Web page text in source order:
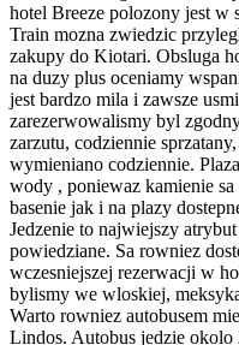
hotel Breeze polozony jest
Train mozna zwiedzic
zakupy do Kiotari. Obsluga
na duzy plus oceniamy
jest bardzo mila i zawsze
zarezerwowalismy byl
zarzutu, codziennie
wymieniano codziennie.
wody , poniewaz kamienie
basenie jak i na plazy
Jedzenie to najwiejszy
powiedziane. Sa rowniez
wczesniejszej rezerwacji w
bylismy we wloskiej,
Warto rowniez autobusem
Lindos. Autobus jedzie